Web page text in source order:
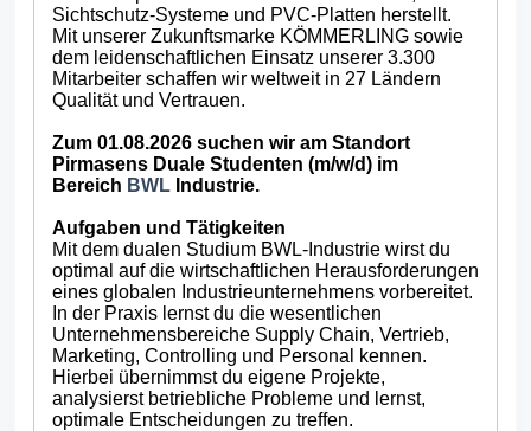
Sichtschutz-Systeme und PVC-Platten herstellt.
Mit unserer Zukunftsmarke KÖMMERLING sowie
dem leidenschaftlichen Einsatz unserer 3.300
Mitarbeiter schaffen wir weltweit in 27 Ländern
Qualität und Vertrauen.
Zum 01.08.2026 suchen wir am Standort
Pirmasens Duale Studenten (m/w/d) im
Bereich BWL Industrie.
Aufgaben und Tätigkeiten
Mit dem dualen Studium BWL-Industrie wirst du
optimal auf die wirtschaftlichen Herausforderungen
eines globalen Industrieunternehmens vorbereitet.
In der Praxis lernst du die wesentlichen
Unternehmensbereiche Supply Chain, Vertrieb,
Marketing, Controlling und Personal kennen.
Hierbei übernimmst du eigene Projekte,
analysierst betriebliche Probleme und lernst,
optimale Entscheidungen zu treffen.